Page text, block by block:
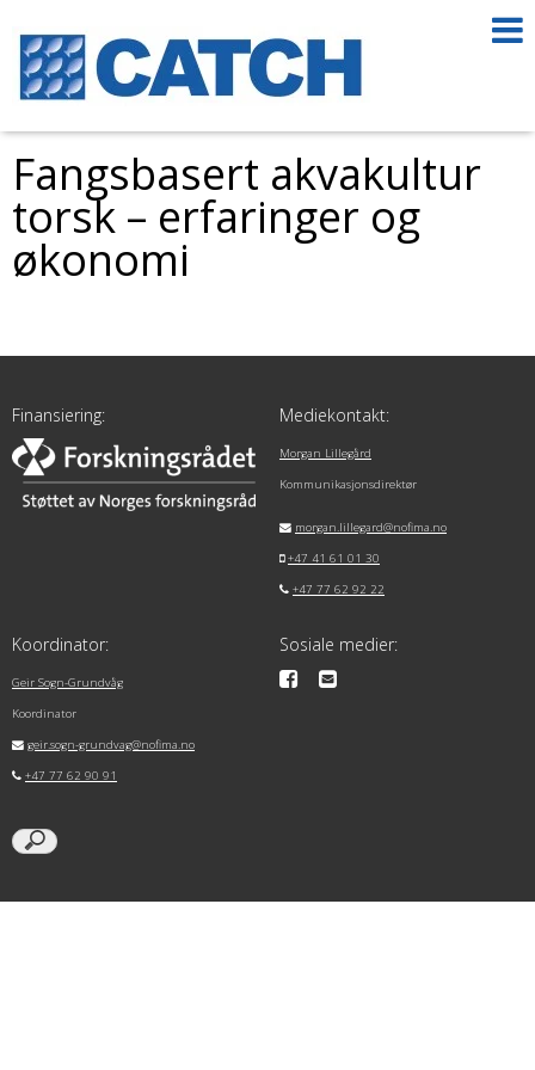
Fangsbasert akvakultur
torsk – erfaringer og
økonomi
Finansiering: Mediekontakt:
Morgan Lillegård
Kommunikasjonsdirektør
morgan.lillegard@nofima.no
+47 41 61 01 30
+47 77 62 92 22
Koordinator:
Geir Sogn-Grundvåg
Koordinator
geir.sogn-grundvag@nofima.no
+47 77 62 90 91
Sosiale medier: